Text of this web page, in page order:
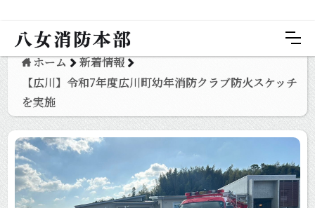
八女消防本部
ホーム
新着情報
【広川】令和7年度広川町幼年消防クラブ防火スケッチ
を実施